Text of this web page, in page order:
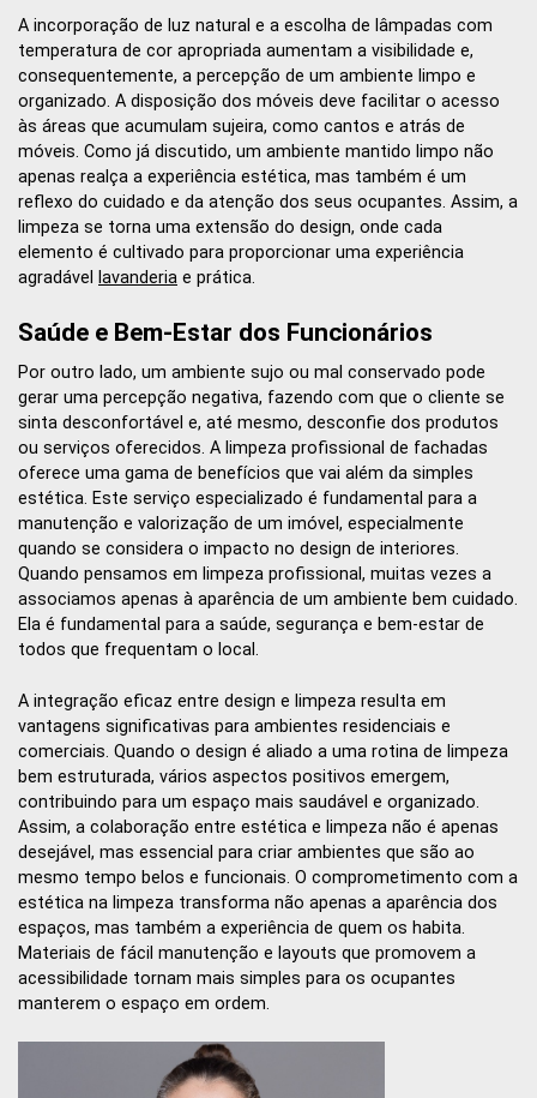
A incorporação de luz natural e a escolha de lâmpadas com
temperatura de cor apropriada aumentam a visibilidade e,
consequentemente, a percepção de um ambiente limpo e
organizado. A disposição dos móveis deve facilitar o acesso
às áreas que acumulam sujeira, como cantos e atrás de
móveis. Como já discutido, um ambiente mantido limpo não
apenas realça a experiência estética, mas também é um
reflexo do cuidado e da atenção dos seus ocupantes. Assim, a
limpeza se torna uma extensão do design, onde cada
elemento é cultivado para proporcionar uma experiência
agradável
lavanderia e prática.
Saúde e Bem-Estar dos Funcionários
Por outro lado, um ambiente sujo ou mal conservado pode
gerar uma percepção negativa, fazendo com que o cliente se
sinta desconfortável e, até mesmo, desconfie dos produtos
ou serviços oferecidos. A limpeza profissional de fachadas
oferece uma gama de benefícios que vai além da simples
estética. Este serviço especializado é fundamental para a
manutenção e valorização de um imóvel, especialmente
quando se considera o impacto no design de interiores.
Quando pensamos em limpeza profissional, muitas vezes a
associamos apenas à aparência de um ambiente bem cuidado.
Ela é fundamental para a saúde, segurança e bem-estar de
todos que frequentam o local.
A integração eficaz entre design e limpeza resulta em
vantagens significativas para ambientes residenciais e
comerciais. Quando o design é aliado a uma rotina de limpeza
bem estruturada, vários aspectos positivos emergem,
contribuindo para um espaço mais saudável e organizado.
Assim, a colaboração entre estética e limpeza não é apenas
desejável, mas essencial para criar ambientes que são ao
mesmo tempo belos e funcionais. O comprometimento com a
estética na limpeza transforma não apenas a aparência dos
espaços, mas também a experiência de quem os habita.
Materiais de fácil manutenção e layouts que promovem a
acessibilidade tornam mais simples para os ocupantes
manterem o espaço em ordem.